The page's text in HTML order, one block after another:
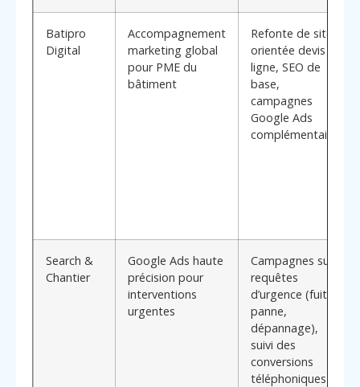
Batipro
Digital
Accompagnement
marketing global
pour PME du
bâtiment
Refonte de site
orientée devis en
ligne, SEO de
base,
campagnes
Google Ads
complémentaires
Search &
Chantier
Google Ads haute
précision pour
interventions
urgentes
Campagnes sur
requêtes
d’urgence (fuite,
panne,
dépannage),
suivi des
conversions
téléphoniques